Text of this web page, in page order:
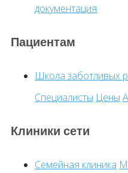
документация
Пациентам
Школа заботливых
Специалисты Цены
Клиники сети
Семейная клиника